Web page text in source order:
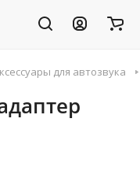
для автозвука